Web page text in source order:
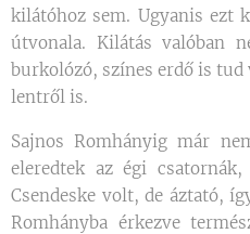
kilátóhoz sem. Ugyanis ezt
útvonala. Kilátás valóban
burkolózó, színes erdő is
lentről is.
Sajnos Romhányig már
eleredtek az égi csatornák,
Csendeske volt, de áztató,
Romhányba érkezve